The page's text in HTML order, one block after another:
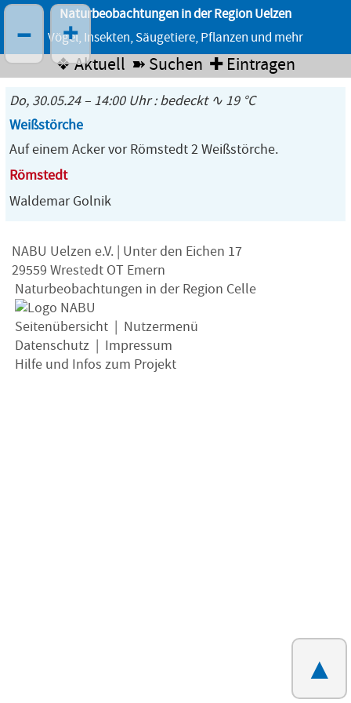
Naturbeobachtungen in der Region Uelzen
Vögel, Insekten, Säugetiere, Pflanzen und mehr
❖ Aktuell ➽ Suchen ✚ Eintragen
Do, 30.05.24 – 14:00 Uhr : bedeckt ∿ 19 °C
Weißstörche
Auf einem Acker vor Römstedt 2 Weißstörche.
Römstedt
Waldemar Golnik
NABU Uelzen e.V. | Unter den Eichen 17
29559 Wrestedt OT Emern
Naturbeobachtungen in der Region Celle
Seitenübersicht
Nutzermenü
Datenschutz
Impressum
Hilfe und Infos zum Projekt
▲
– +